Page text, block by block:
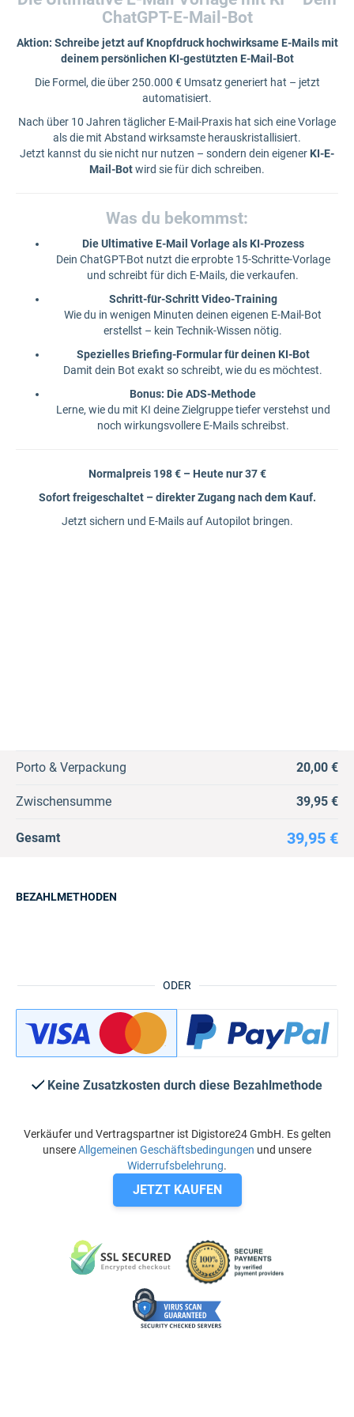
ChatGPT-E-Mail-Bot
Aktion: Schreibe jetzt auf Knopfdruck hochwirksame E-Mails mit
deinem persönlichen KI-gestützten E-Mail-Bot
Die Formel, die über 250.000 € Umsatz generiert hat – jetzt
automatisiert.
Nach über 10 Jahren täglicher E-Mail-Praxis hat sich eine Vorlage
als die mit Abstand wirksamste herauskristallisiert.
Jetzt kannst du sie nicht nur nutzen – sondern dein eigener KI-E-
Mail-Botwird sie für dich schreiben.
Was du bekommst:
Die Ultimative E-Mail Vorlage als KI-Prozess
Dein ChatGPT-Bot nutzt die erprobte 15-Schritte-Vorlage
und schreibt für dich E-Mails, die verkaufen.
Schritt-für-Schritt Video-Training
Wie du in wenigen Minuten deinen eigenen E-Mail-Bot
erstellst – kein Technik-Wissen nötig.
Spezielles Briefing-Formular für deinen KI-Bot
Damit dein Bot exakt so schreibt, wie du es möchtest.
Bonus: Die ADS-Methode
Lerne, wie du mit KI deine Zielgruppe tiefer verstehst und
noch wirkungsvollere E-Mails schreibst.
Normalpreis 198 € – Heute nur 37 €
Sofort freigeschaltet – direkter Zugang nach dem Kauf.
Jetzt sichern und E-Mails auf Autopilot bringen.
Porto & Verpackung 20,00 €
Zwischensumme 39,95 €
Gesamt 39,95 €
ODER
BEZAHLMETHODEN
Keine Zusatzkosten durch diese Bezahlmethode
Verkäufer und Vertragspartner ist Digistore24 GmbH. Es gelten
unsereAllgemeinen Geschäftsbedingungen und unsere
Widerrufsbelehrung.
JETZT KAUFEN